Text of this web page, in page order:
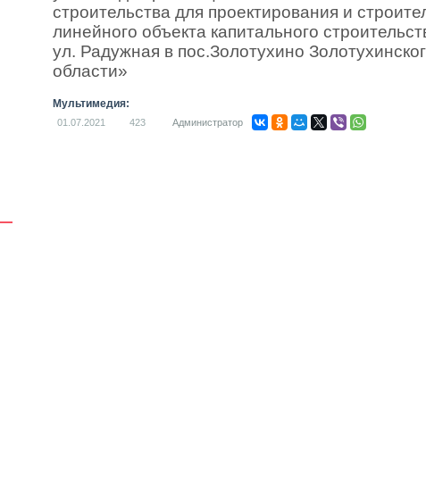
строительства для проектирования и
линейного объекта капитального
ул. Радужная в пос.Золотухино
области»
Мультимедия:
01.07.2021 423 Администратор